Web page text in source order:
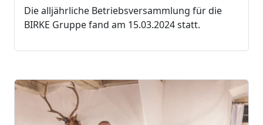
Die alljährliche Betriebsversammlung für die
BIRKE Gruppe fand am 15.03.2024 statt.